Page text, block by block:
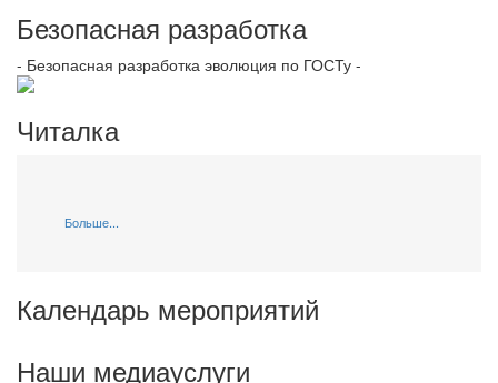
Безопасная разработка
- Безопасная разработка эволюция по ГОСТу -
Читалка
Больше...
Календарь мероприятий
Наши медиауслуги